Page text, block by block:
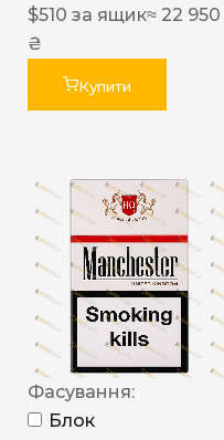
$510 за ящик≈ 22 950
₴
Купити
Фасування:
Блок